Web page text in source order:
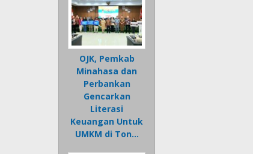
OJK, Pemkab
Minahasa dan
Perbankan
Gencarkan
Literasi
Keuangan Untuk
UMKM di Ton…